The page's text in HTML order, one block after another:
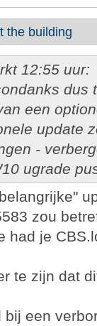
the building
12:55 uur:
dus
een
update
-
ugrade
zou
had je
te zijn dat
een